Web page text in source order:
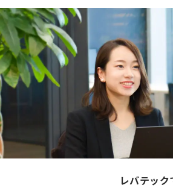
レバテッ